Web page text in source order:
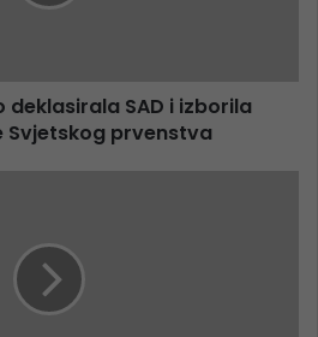
deklasirala SAD i izborila
prvenstva